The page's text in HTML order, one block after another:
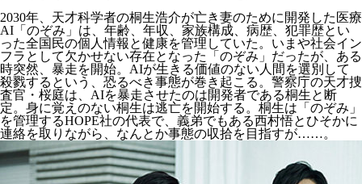
2030年、天才科学者の桐生浩介が亡き妻のために開発した医療
AI「のぞみ」は、年齢、年収、家族構成、病歴、犯罪歴とい
った全国民の個人情報と健康を管理していた。いまや社会イン
フラとして欠かせない存在となった「のぞみ」だったが、ある
時突然、暴走を開始。AIが生きる価値のない人間を選別して
殺戮するという、恐るべき事態が巻き起こる。警察庁の天才捜
査官・桜庭は、AIを暴走させたのは開発者である桐生と断
定。身に覚えのない桐生は逃亡を開始する。桐生は「のぞみ」
を管理するHOPE社の代表で、義弟でもある西村悟とひそかに
連絡を取りながら、なんとか事態の収拾を目指すが……。